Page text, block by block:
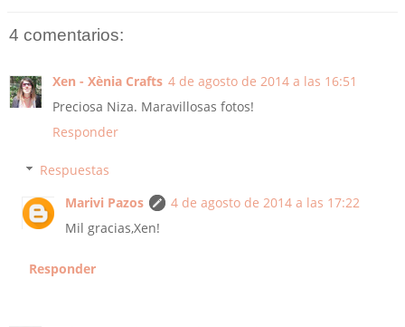
4 comentarios:
Xen - Xènia Crafts 4 de agosto de 2014 a las 16:51
Preciosa Niza. Maravillosas fotos!
Responder
Respuestas
Marivi Pazos
4 de agosto de 2014 a las 17:22
Mil gracias,Xen!
Responder